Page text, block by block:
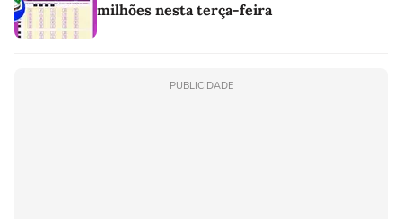
milhões nesta terça-feira
PUBLICIDADE